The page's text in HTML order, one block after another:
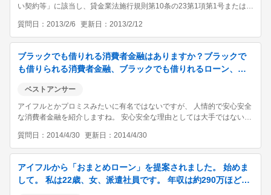
い契約等」に該当し、貸金業法施行規則第10条の23第1項第1号または第
合でも審査可能です。） ■同規則第10条の23第1項第1号に基づき借換え
する場合は、以...
質問日 2013/2/6 更新日 2013/2/12
ブラックでも借りれる消費者金融はありますか？ブラックで
も借りられる消費者金融、ブラックでも借りれるローン、誰
ベストアンサー
アイフルとかプロミスみたいに有名ではないですが、 人情的で安心安全
な消費者金融を紹介しますね。 安心安全な理由としては大手ではないだ
年率５．８％からで、 キャッシング限度額は最大５００万円までです。
また、低所得などの都...
質問日 2014/4/30 更新日 2014/4/30
アイフルから「おまとめローン」を提案されました。 始めま
して。 私は22歳、女、派遣社員です。 年収は約290万ほどで